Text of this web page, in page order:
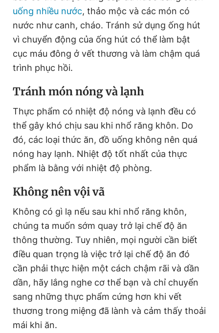
uống nhiều nước, thảo mộc và các món có
nước như canh, cháo. Tránh sử dụng ống hút
vì chuyển động của ống hút có thể làm bật
cục máu đông ở vết thương và làm chậm quá
trình phục hồi.
Tránh món nóng và lạnh
Thực phẩm có nhiệt độ nóng và lạnh đều có
thể gây khó chịu sau khi nhổ răng khôn. Do
đó, các loại thức ăn, đồ uống không nên quá
nóng hay lạnh. Nhiệt độ tốt nhất của thực
phẩm là bằng với nhiệt độ phòng.
Không nên vội vã
Không có gì lạ nếu sau khi nhổ răng khôn,
chúng ta muốn sớm quay trở lại chế độ ăn
thông thường. Tuy nhiên, mọi người cần biết
điều quan trọng là việc trở lại chế độ ăn đó
cần phải thực hiện một cách chậm rãi và dần
dần, hãy lắng nghe cơ thể bạn và chỉ chuyển
sang những thực phẩm cứng hơn khi vết
thương trong miệng đã lành và cảm thấy thoải
mái khi ăn.